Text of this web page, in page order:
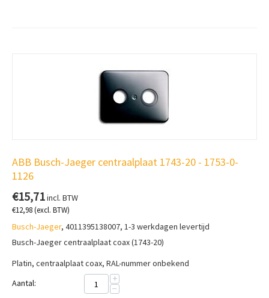
ABB Busch-Jaeger centraalplaat 1743-20 - 1753-0-
1126
€15,71incl. BTW
€12,98(excl. BTW)
Busch-Jaeger, 4011395138007, 1-3 werkdagen levertijd
Busch-Jaeger centraalplaat coax (1743-20)
Platin, centraalplaat coax, RAL-nummer onbekend
Aantal:
+
−